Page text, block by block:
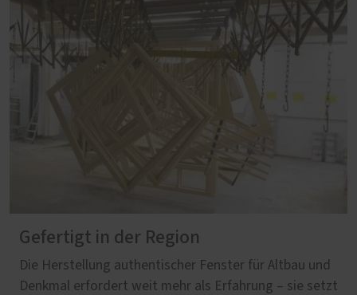
Gefertigt in der Region
Die Herstellung authentischer Fenster für Altbau und
Denkmal erfordert weit mehr als Erfahrung – sie setzt